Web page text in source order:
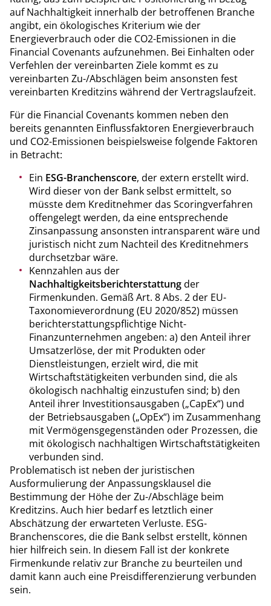
auf Nachhaltigkeit innerhalb der betroffenen Branche
angibt, ein ökologisches Kriterium wie der
Energieverbrauch oder die CO2-Emissionen in die
Financial Covenants aufzunehmen. Bei Einhalten oder
Verfehlen der vereinbarten Ziele kommt es zu
vereinbarten Zu-/Abschlägen beim ansonsten fest
vereinbarten Kreditzins während der Vertragslaufzeit.
Für die Financial Covenants kommen neben den
bereits genannten Einflussfaktoren Energieverbrauch
und CO2-Emissionen beispielsweise folgende Faktoren
in Betracht:
Ein ESG-Branchenscore, der extern erstellt wird.
Wird dieser von der Bank selbst ermittelt, so
müsste dem Kreditnehmer das Scoringverfahren
offengelegt werden, da eine entsprechende
Zinsanpassung ansonsten intransparent wäre und
juristisch nicht zum Nachteil des Kreditnehmers
durchsetzbar wäre.
Kennzahlen aus der
Nachhaltigkeitsberichterstattungder
Firmenkunden. Gemäß Art. 8 Abs. 2 der EU-
Taxonomieverordnung (EU 2020/852) müssen
berichterstattungspflichtige Nicht-
Finanzunternehmen angeben: a) den Anteil ihrer
Umsatzerlöse, der mit Produkten oder
Dienstleistungen, erzielt wird, die mit
Wirtschaftstätigkeiten verbunden sind, die als
ökologisch nachhaltig einzustufen sind; b) den
Anteil ihrer Investitionsausgaben („CapEx“) und
der Betriebsausgaben („OpEx“) im Zusammenhang
mit Vermögensgegenständen oder Prozessen, die
mit ökologisch nachhaltigen Wirtschaftstätigkeiten
verbunden sind.
Problematisch ist neben der juristischen
Ausformulierung der Anpassungsklausel die
Bestimmung der Höhe der Zu-/Abschläge beim
Kreditzins. Auch hier bedarf es letztlich einer
Abschätzung der erwarteten Verluste. ESG-
Branchenscores, die die Bank selbst erstellt, können
hier hilfreich sein. In diesem Fall ist der konkrete
Firmenkunde relativ zur Branche zu beurteilen und
damit kann auch eine Preisdifferenzierung verbunden
sein.